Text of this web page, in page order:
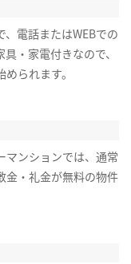
電話またはWEBでの
・家電付きなので、
られます。
マンションでは、通常
金・礼金が無料の物件